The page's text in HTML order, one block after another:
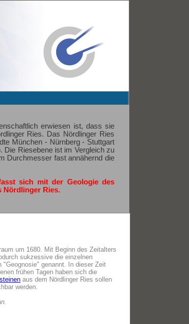
erwiesen ist, dass sie
Ries. Das Nördlinger Ries
München - Nürnberg - Stuttgart
Die Riesebene ist im Vergleich zu
Durchmesser fast annähernd die
sich mit der Geologie des
Nördlinger Ries.
um 1680. Mit Beginn des Zeitalters
sukzessive die einzelnen
"Geognosie" genannt. In dieser Zeit
frühen Tagen haben sich die
aus dem Nördlinger Ries sollen
werden.